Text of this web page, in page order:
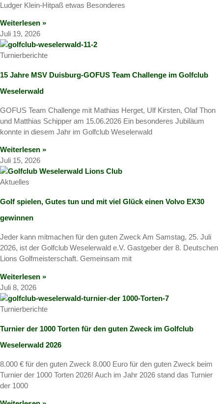
Ludger Klein-Hitpaß etwas Besonderes
Weiterlesen »
Juli 19, 2026
Turnierberichte
15 Jahre MSV Duisburg-GOFUS Team Challenge im Golfclub
Weselerwald
GOFUS Team Challenge mit Mathias Herget, Ulf Kirsten, Olaf Thon
und Matthias Schipper am 15.06.2026 Ein besonderes Jubiläum
konnte in diesem Jahr im Golfclub Weselerwald
Weiterlesen »
Juli 15, 2026
Aktuelles
Golf spielen, Gutes tun und mit viel Glück einen Volvo EX30
gewinnen
Jeder kann mitmachen für den guten Zweck Am Samstag, 25. Juli
2026, ist der Golfclub Weselerwald e.V. Gastgeber der 8. Deutschen
Lions Golfmeisterschaft. Gemeinsam mit
Weiterlesen »
Juli 8, 2026
Turnierberichte
Turnier der 1000 Torten für den guten Zweck im Golfclub
Weselerwald 2026
8.000 € für den guten Zweck 8.000 Euro für den guten Zweck beim
Turnier der 1000 Torten 2026! Auch im Jahr 2026 stand das Turnier
der 1000